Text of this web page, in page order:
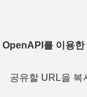
OpenAPI를 이용한
공유할 URL을 복